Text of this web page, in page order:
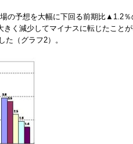
の予想を大幅に下回る前期比▲1.2
減少してマイナスに転じたこと
（グラフ2）。